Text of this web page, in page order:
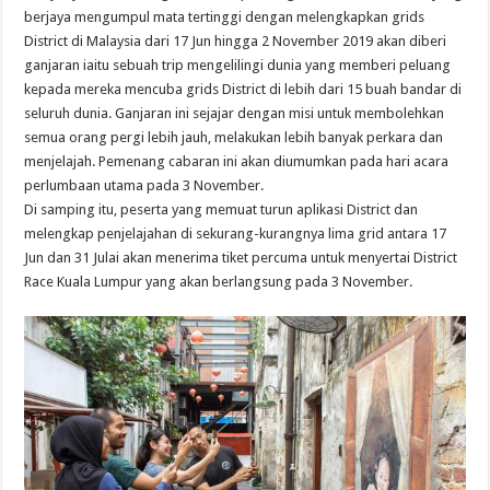
berjaya mengumpul mata tertinggi dengan melengkapkan grids
District di Malaysia dari 17 Jun hingga 2 November 2019 akan diberi
ganjaran iaitu sebuah trip mengelilingi dunia yang memberi peluang
kepada mereka mencuba grids District di lebih dari 15 buah bandar di
seluruh dunia. Ganjaran ini sejajar dengan misi untuk membolehkan
semua orang pergi lebih jauh, melakukan lebih banyak perkara dan
menjelajah. Pemenang cabaran ini akan diumumkan pada hari acara
perlumbaan utama pada 3 November.
Di samping itu, peserta yang memuat turun aplikasi District dan
melengkap penjelajahan di sekurang-kurangnya lima grid antara 17
Jun dan 31 Julai akan menerima tiket percuma untuk menyertai District
Race Kuala Lumpur yang akan berlangsung pada 3 November.